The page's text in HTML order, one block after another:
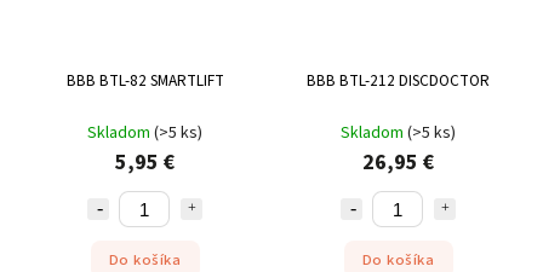
BBB BTL-82 SMARTLIFT
Skladom (>5 ks)
5,95 €
Do košíka
BBB BTL-212 DISCDOCTOR
Skladom (>5 ks)
26,95 €
Do košíka